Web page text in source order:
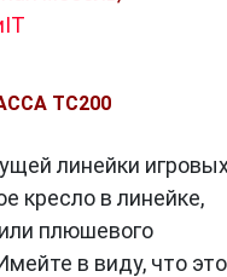
TC200
линейки
кресло в линейке,
плюшевого
в виду, что это